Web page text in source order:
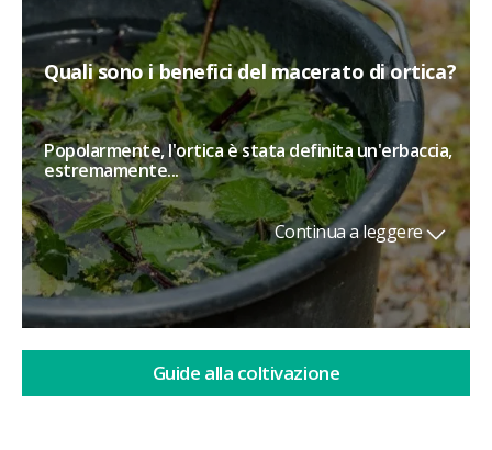
Quali sono i benefici del macerato di ortica?
Popolarmente, l'ortica è stata definita un'erbaccia,
estremamente...
Continua a leggere
Guide alla coltivazione